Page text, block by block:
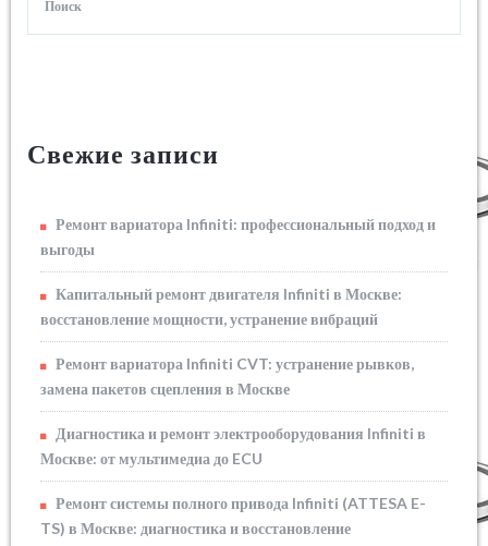
Свежие записи
Ремонт вариатора Infiniti: профессиональный подход и
выгоды
Капитальный ремонт двигателя Infiniti в Москве:
восстановление мощности, устранение вибраций
Ремонт вариатора Infiniti CVT: устранение рывков,
замена пакетов сцепления в Москве
Диагностика и ремонт электрооборудования Infiniti в
Москве: от мультимедиа до ECU
Ремонт системы полного привода Infiniti (ATTESA E-
TS) в Москве: диагностика и восстановление